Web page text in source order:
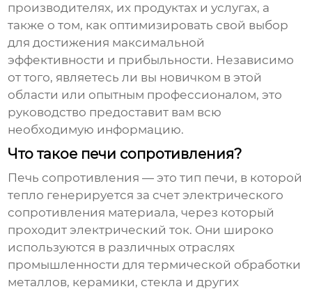
производителях, их продуктах и услугах, а
также о том, как оптимизировать свой выбор
для достижения максимальной
эффективности и прибыльности. Независимо
от того, являетесь ли вы новичком в этой
области или опытным профессионалом, это
руководство предоставит вам всю
необходимую информацию.
Что такое печи сопротивления?
Печь сопротивления — это тип печи, в которой
тепло генерируется за счет электрического
сопротивления материала, через который
проходит электрический ток. Они широко
используются в различных отраслях
промышленности для термической обработки
металлов, керамики, стекла и других